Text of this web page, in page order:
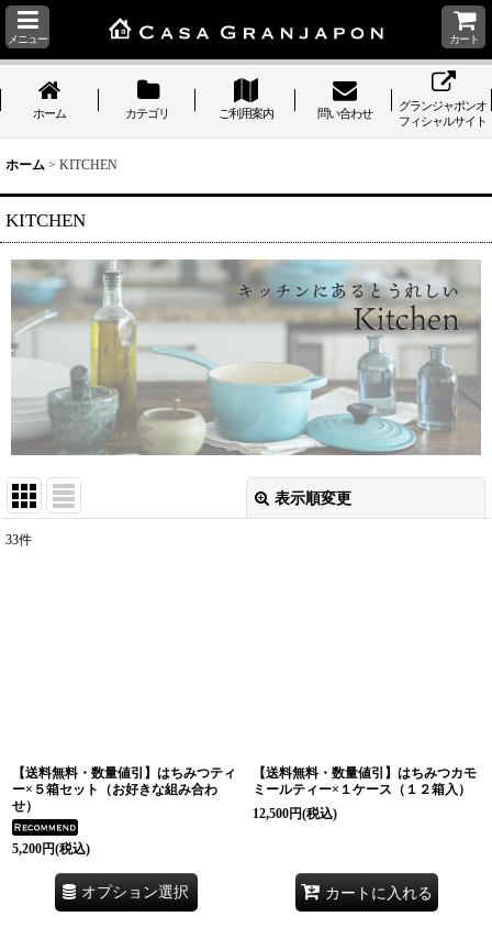
メニュー カート
ホーム カテゴリ ご利用案内 問い合わせ
グランジャポンオ
フィシャルサイト
ホーム > KITCHEN
KITCHEN
表示順変更
33件
【送料無料・数量値引】はちみつティ
ー×５箱セット（お好きな組み合わ
せ）
5,200円(税込)
オプション選択
【送料無料・数量値引】はちみつカモ
ミールティー×１ケース（１２箱入）
12,500円(税込)
カートに入れる